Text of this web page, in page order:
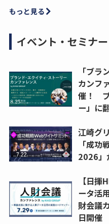
もっと見る
イベント・セミナー
「ブラ
カンフ
催！ ブ
ー」に
江崎グ
「成
2026」
【日
ータ活
財会議
日開催